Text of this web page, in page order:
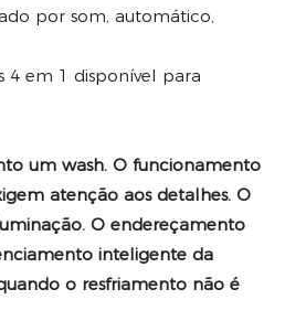
por som, automático,
4 em 1 disponível para
um wash. O funcionamento
atenção aos detalhes. O
O endereçamento
inteligente da
o resfriamento não é